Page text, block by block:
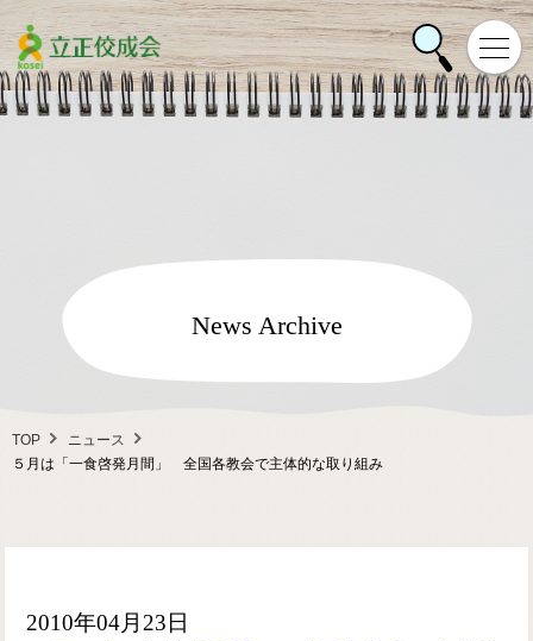
News Archive
TOP
ニュース
５月は「一食啓発月間」 全国各教会で主体的な取り組み
2010年04月23日